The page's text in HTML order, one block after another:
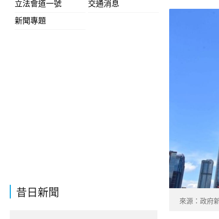
立法會道一號
交通消息
新聞專題
昔日新聞
來源：政府